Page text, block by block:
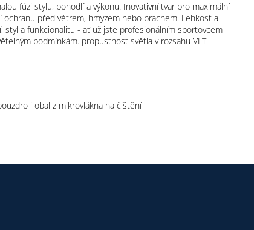
fúzi stylu, pohodlí a výkonu. Inovativní tvar pro maximální
před větrem, hmyzem nebo prachem. Lehkost a
styl a funkcionalitu - ať už jste profesionálním sportovcem
podmínkám. propustnost světla v rozsahu VLT
i obal z mikrovlákna na čištění